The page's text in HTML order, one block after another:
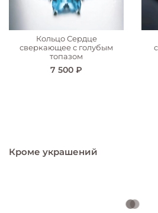
Кольцо Сердце
сверкающее с голубым
топазом
7 500 ₽
Кроме украшений